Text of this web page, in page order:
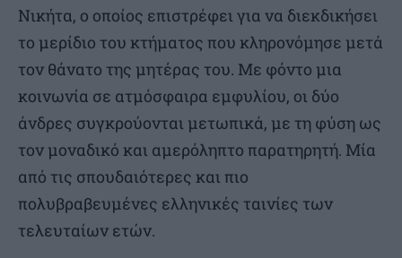
Νικήτα, ο οποίος επιστρέφει για να διεκδικήσει
το μερίδιο του κτήματος που κληρονόμησε μετά
τον θάνατο της μητέρας του. Με φόντο μια
κοινωνία σε ατμόσφαιρα εμφυλίου, οι δύο
άνδρες συγκρούονται μετωπικά, με τη φύση ως
τον μοναδικό και αμερόληπτο παρατηρητή. Μία
από τις σπουδαιότερες και πιο
πολυβραβευμένες ελληνικές ταινίες των
τελευταίων ετών.